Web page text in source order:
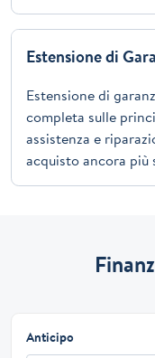
Estensione di
Estensione di
completa sulle
assistenza e
acquisto ancora
Anticipo